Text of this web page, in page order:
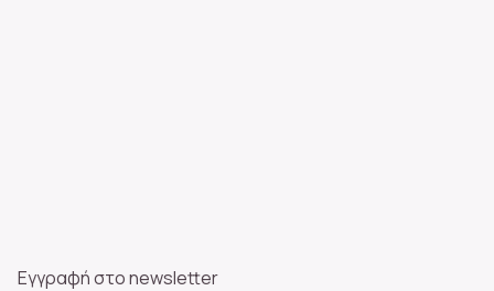
Εγγραφή στο newsletter